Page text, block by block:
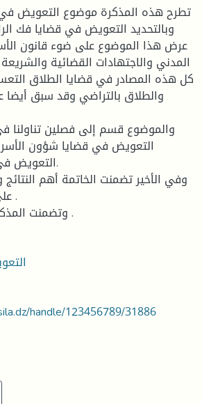
تطرح هذه المذكرة موضوع التعويض
وبالتحديد التعويض في قضايا فك
عرض هذا الموضوع على ضوء قانون
المدني والاجتهادات القضائية والشريعة
كل هذه المصادر في قضايا الطلاق
والطلاق بالتراضي وقد سبق أيضا
والموضوع قسم إلى فصلين تناولنا
التعويض في قضايا شؤون
التعويض
وفي الأخير تضمنت الخاتمة أهم النتائج
وتضمنت المذكرة المراجع والفهرس .
handle/123456789/31886